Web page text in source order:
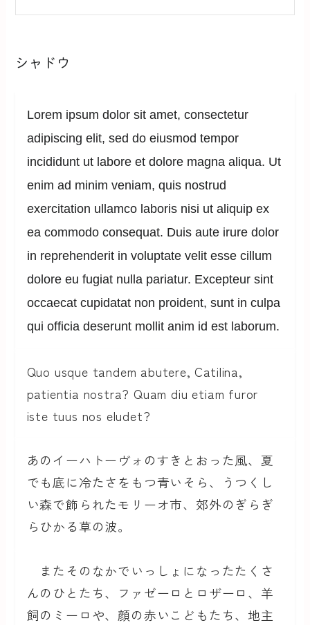
シャドウ
Lorem ipsum dolor sit amet, consectetur
adipiscing elit, sed do eiusmod tempor
incididunt ut labore et dolore magna aliqua. Ut
enim ad minim veniam, quis nostrud
exercitation ullamco laboris nisi ut aliquip ex
ea commodo consequat. Duis aute irure dolor
in reprehenderit in voluptate velit esse cillum
dolore eu fugiat nulla pariatur. Excepteur sint
occaecat cupidatat non proident, sunt in culpa
qui officia deserunt mollit anim id est laborum.
Quo usque tandem abutere, Catilina,
patientia nostra? Quam diu etiam furor
iste tuus nos eludet?
あのイーハトーヴォのすきとおった風、夏
でも底に冷たさをもつ青いそら、うつくし
い森で飾られたモリーオ市、郊外のぎらぎ
らひかる草の波。
またそのなかでいっしょになったたくさ
んのひとたち、ファゼーロとロザーロ、羊
飼のミーロや、顔の赤いこどもたち、地主